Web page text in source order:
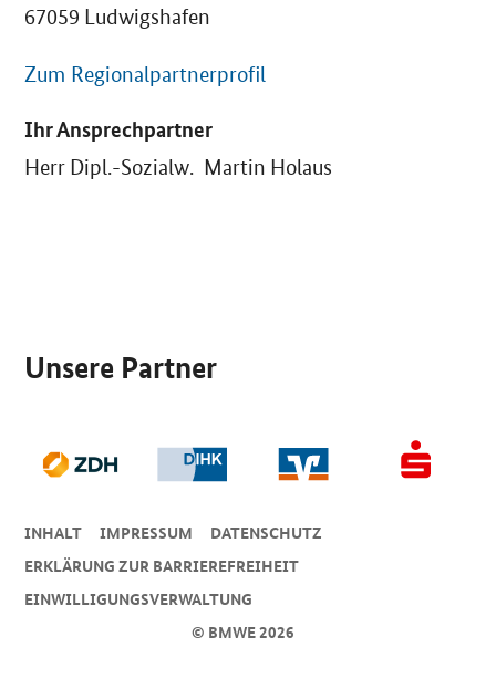
67059 Ludwigshafen
Zum Regionalpartnerprofil
Ihr Ansprechpartner
Herr Dipl.-Sozialw. Martin Holaus
Unsere Partner
© BMWE 2026
INHALT IMPRESSUM
DA­TEN­SCHUTZ
ERKLÄRUNG ZUR BARRIEREFREIHEIT
EINWILLIGUNGSVERWALTUNG